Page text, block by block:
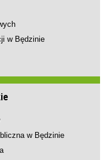
w Będzinie
w Będzinie